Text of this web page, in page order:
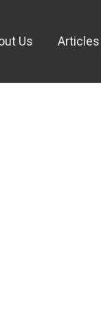
Us Articles